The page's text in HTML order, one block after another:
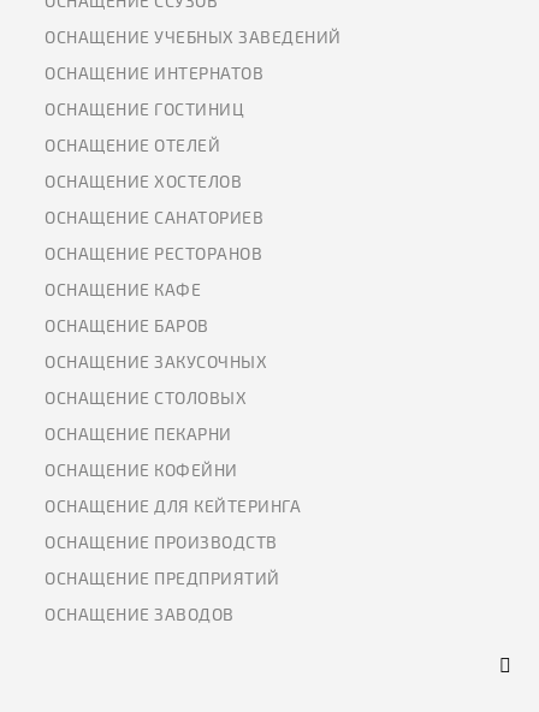
ОСНАЩЕНИЕ УЧЕБНЫХ ЗАВЕДЕНИЙ
ОСНАЩЕНИЕ ИНТЕРНАТОВ
ОСНАЩЕНИЕ ГОСТИНИЦ
ОСНАЩЕНИЕ ОТЕЛЕЙ
ОСНАЩЕНИЕ ХОСТЕЛОВ
ОСНАЩЕНИЕ САНАТОРИЕВ
ОСНАЩЕНИЕ РЕСТОРАНОВ
ОСНАЩЕНИЕ КАФЕ
ОСНАЩЕНИЕ БАРОВ
ОСНАЩЕНИЕ ЗАКУСОЧНЫХ
ОСНАЩЕНИЕ СТОЛОВЫХ
ОСНАЩЕНИЕ ПЕКАРНИ
ОСНАЩЕНИЕ КОФЕЙНИ
ОСНАЩЕНИЕ ДЛЯ КЕЙТЕРИНГА
ОСНАЩЕНИЕ ПРОИЗВОДСТВ
ОСНАЩЕНИЕ ПРЕДПРИЯТИЙ
ОСНАЩЕНИЕ ЗАВОДОВ